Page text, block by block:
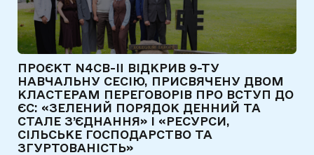
ПРОЄКТ N4CB-II ВІДКРИВ 9-ТУ
НАВЧАЛЬНУ СЕСІЮ, ПРИСВЯЧЕНУ ДВОМ
КЛАСТЕРАМ ПЕРЕГОВОРІВ ПРО ВСТУП ДО
ЄС: «ЗЕЛЕНИЙ ПОРЯДОК ДЕННИЙ ТА
СТАЛЕ З’ЄДНАННЯ» І «РЕСУРСИ,
СІЛЬСЬКЕ ГОСПОДАРСТВО ТА
ЗГУРТОВАНІСТЬ»